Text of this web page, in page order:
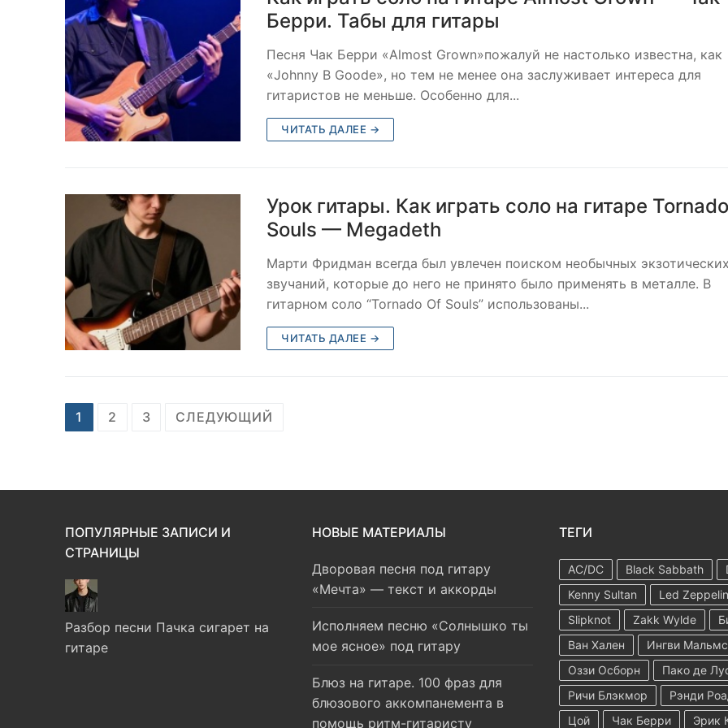
Берри. Табы для гитары
Песня Чак Берри «Almost Grown»пожалуй не настолько известна, как
«Johnny B Goode», но тем не менее она заслуживает интереса для
гитаристов не меньше. Особенно для...
ЧИТАТЬ ДАЛЕЕ →
Урок гитары. Как играть соло на гитаре
Souls — Megadeth
Марти Фридман всегда был увлечен поиском необычных
звучаний, которые до него не принято было применять в металле. В
гитарном соло “Tornado Of Souls” использованы...
ЧИТАТЬ ДАЛЕЕ →
Навигация
записям
1 2 3 СЛЕДУЮЩИЙ
ПОПУЛЯРНЫЕ ЗАПИСИ И
СТРАНИЦЫ
Разбор песни Пачка сигарет на
гитаре
НОВЫЕ МАТЕРИАЛЫ
Дворовая песня под гитару
«Мечта» — текст и аккорды
Исполняем песню «Солнышко ты
мое ясное» под гитару
Блюз на гитаре. 100 фраз для
блюзового аккомпанемента в
помощь ритм-гитаристу
ТЕГИ
AC/DC Black Sabbath
Kenny Sultan
Led Zeppelin
Slipknot
Zakk Wylde
Ван Хален
Ингви
Оззи Осборн
Пако де
Ричи Блэкмор
Рэнди
Цой
Чак Берри Эрик